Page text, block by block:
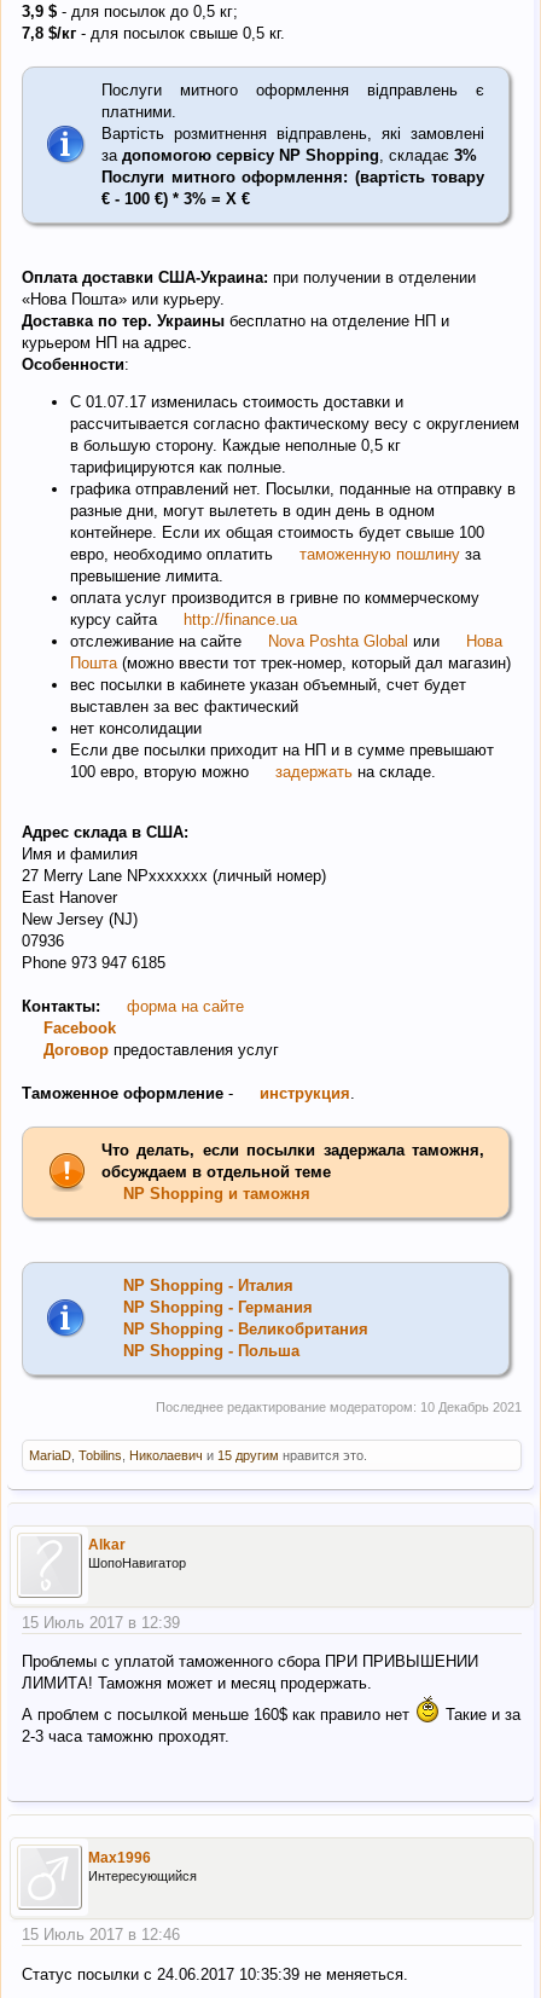
3,9 $ - для посылок до 0,5 кг;
7,8 $/кг - для посылок свыше 0,5 кг.
Послуги митного оформлення відправлень є
платними.
Вартість розмитнення відправлень, які замовлені
за допомогою сервісу NP Shopping , складає 3%
Послуги митного оформлення: (вартість товару
€ - 100 €) * 3% = Х €
Оплата доставки США-Украина: при получении в отделении
«Нова Пошта» или курьеру.
Доставка по тер. Украины бесплатно на отделение НП и
курьером НП на адрес.
Особенности:
C 01.07.17 изменилась стоимость доставки и
рассчитывается согласно фактическому весу с округлением
в большую сторону. Каждые неполные 0,5 кг
тарифицируются как полные.
графика отправлений нет. Посылки, поданные на отправку в
разные дни, могут вылететь в один день в одном
контейнере. Если их общая стоимость будет свыше 100
евро, необходимо оплатить
таможенную пошлину за
превышение лимита.
оплата услуг производится в гривне по коммерческому
курсу сайта
http://finance.ua
отслеживание на сайте
Nova Poshta Global или
Нова
Пошта(можно ввести тот трек-номер, который дал магазин)
вес посылки в кабинете указан объемный, счет будет
выставлен за вес фактический
нет консолидации
Если две посылки приходит на НП и в сумме превышают
100 евро, вторую можно
задержатьна складе.
Адрес склада в США:
Имя и фамилия
27 Merry Lane NPxxxxxxx (личный номер)
East Hanover
New Jersey (NJ)
07936
Phone 973 947 6185
Контакты:
форма на сайте
Facebook
Договор предоставления услуг
Таможенное оформление - инструкция
Что делать, если посылки задержала таможня,
обсуждаем в отдельной теме
NP Shopping и таможня
NP Shopping - Италия
NP Shopping - Германия
NP Shopping - Великобритания
NP Shopping - Польша
Последнее редактирование модератором: 10 Декабрь 2021
MariaD Tobilins Николаевич и 15 другим нравится это.
Alkar
ШопоНавигатор
15 Июль 2017 в 12:39
Проблемы с уплатой таможенного сбора ПРИ ПРИВЫШЕНИИ
ЛИМИТА! Таможня может и месяц продержать.
А проблем с посылкой меньше 160$ как правило нет
Такие и за
2-3 часа таможню проходят.
Max1996
Интересующийся
15 Июль 2017 в 12:46
Статус посылки с 24.06.2017 10:35:39 не меняеться.